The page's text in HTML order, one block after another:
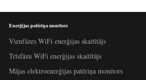
Enerģijas patēriņa monitors
Vienfāzes WiFi enerģijas skaitītājs
Trīsfāzu WiFi enerģijas skaitītājs
Mājas elektroenerģijas patēriņa monitors